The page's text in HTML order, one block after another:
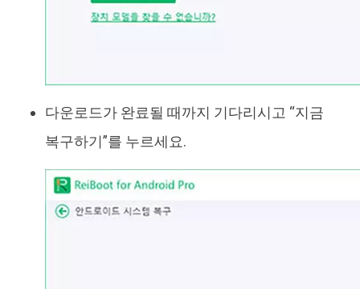
다운로드가 완료될 때까지 기다리시고 “지금
복구하기”를 누르세요.